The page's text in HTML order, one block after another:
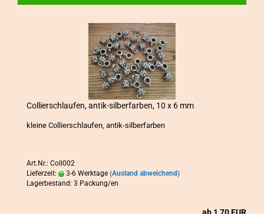
Col­lier­schlau­fen, antik-​​sil­ber­far­ben, 10 x 6 mm
klei­ne Col­lier­schlau­fen, antik-​silberfarben
Art.Nr.: Coll002
Lieferzeit:
3-6 Werktage (Ausland abweichend)
Lagerbestand: 3 Packung/en